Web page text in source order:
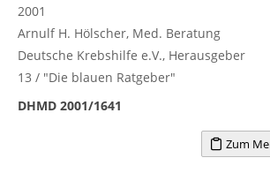
2001
Arnulf H. Hölscher, Med. Beratung
Deutsche Krebshilfe e.V., Herausgeber
13 / "Die blauen Ratgeber"
DHMD 2001/1641
Zum